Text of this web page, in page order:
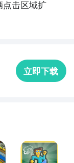
击区域扩
立即下载